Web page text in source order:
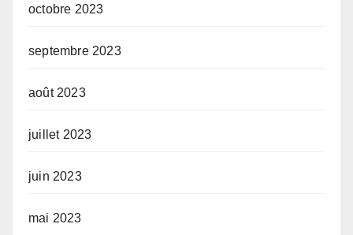
octobre 2023
septembre 2023
août 2023
juillet 2023
juin 2023
mai 2023